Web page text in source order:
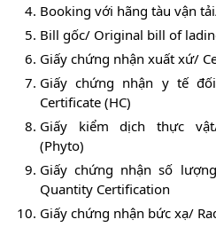
Booking với hãng tàu vận
Bill gốc/ Original bill of
Giấy chứng nhận xuất xứ/
Giấy chứng nhận y tế
Certificate (HC)
Giấy kiểm dịch thực
(Phyto)
Giấy chứng nhận số
Quantity Certification
Giấy chứng nhận bức xạ/